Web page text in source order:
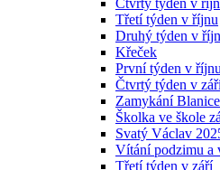
Čtvrtý týden v
Třetí týden v říjnu
Druhý týden v
Křeček
První týden v říjnu
Čtvrtý týden v
Zamykání
Školka ve škole
Svatý Václav
Vítání podzimu a
Třetí týden v září